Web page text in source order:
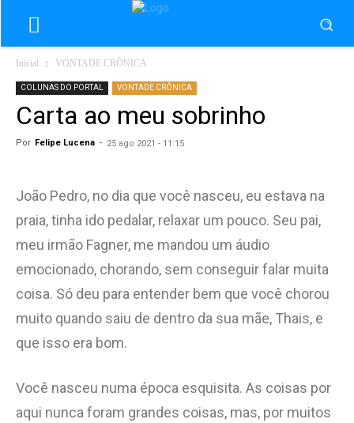
Inicial VONTADE CRÔNICA
COLUNAS DO PORTAL VONTADE CRÔNICA
Carta ao meu sobrinho
Por Felipe Lucena - 25 ago 2021 - 11:15
João Pedro, no dia que você nasceu, eu estava na
praia, tinha ido pedalar, relaxar um pouco. Seu pai,
meu irmão Fagner, me mandou um áudio
emocionado, chorando, sem conseguir falar muita
coisa. Só deu para entender bem que você chorou
muito quando saiu de dentro da sua mãe, Thais, e
que isso era bom.
Você nasceu numa época esquisita. As coisas por
aqui nunca foram grandes coisas, mas, por muitos